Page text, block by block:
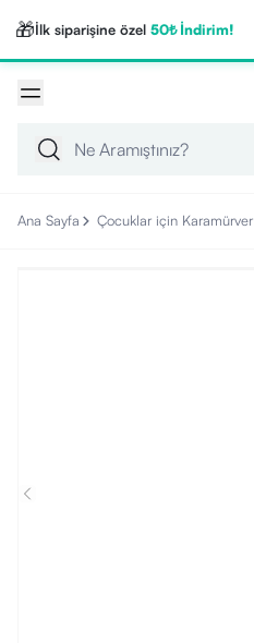
🎁İlk siparişine özel 50₺ İndirim!
Ana Sayfa Çocuklar için Karamürver